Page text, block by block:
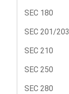
SEC 180
SEC 201/203
SEC 210
SEC 250
SEC 280